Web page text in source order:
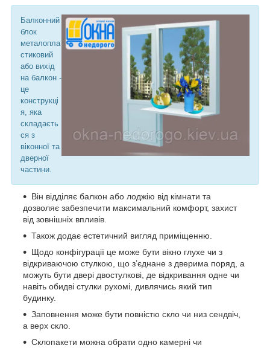
Балконний
блок
металопла
стиковий
або вихід
на балкон -
це
конструкці
я, яка
складаєть
ся з
віконної та
дверної
частини.
Він відділяє балкон або лоджію від кімнати та
дозволяє забезпечити максимальний комфорт, захист
від зовнішніх впливів.
Також додає естетичний вигляд приміщенню.
Щодо конфігурації це може бути вікно глухе чи з
відкриваючою стулкою, що з’єднане з дверима поряд, а
можуть бути двері двостулкові, де відкривання одне чи
навіть обидві стулки рухомі, дивлячись який тип
будинку.
Заповнення може бути повністю скло чи низ сендвіч,
а верх скло.
Склопакети можна обрати одно камерні чи